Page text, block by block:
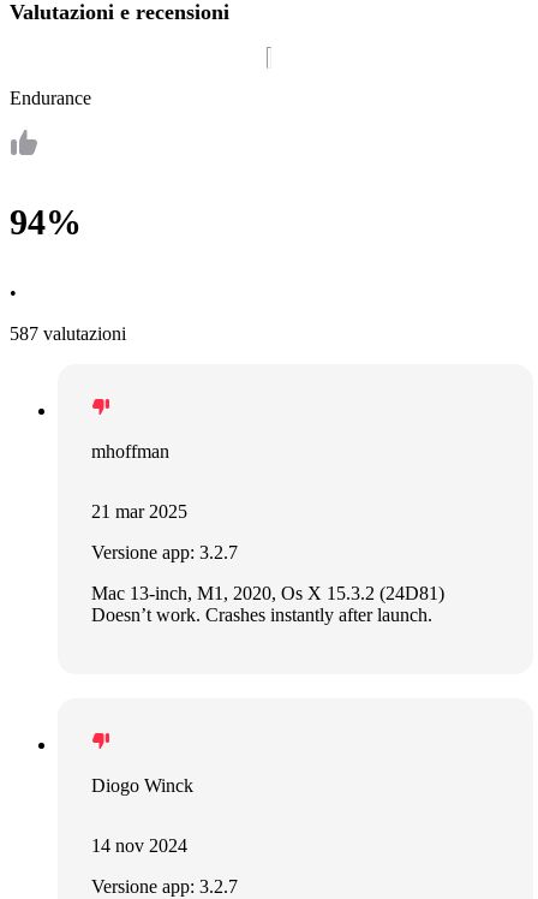
Valutazioni e recensioni
Endurance
94%
•
587 valutazioni
mhoffman
21 mar 2025
Versione app: 3.2.7
Mac 13-inch, M1, 2020, Os X 15.3.2 (24D81)
Doesn’t work. Crashes instantly after launch.
Diogo Winck
14 nov 2024
Versione app: 3.2.7